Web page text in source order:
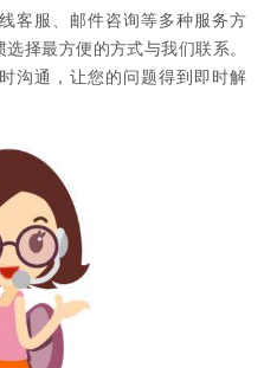
客服、邮件咨询等多种服务方
择最方便的方式与我们联系。
沟通，让您的问题得到即时解